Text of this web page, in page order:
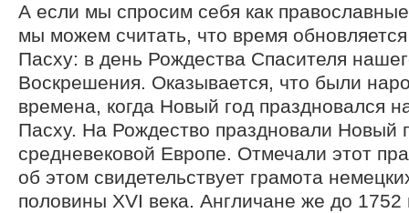
А если мы спросим себя как
мы можем считать, что время
Пасху: в день Рождества Спасителя
Воскрешения. Оказывается, что были
времена, когда Новый год праздновался
Пасху. На Рождество праздновали Новый
средневековой Европе. Отмечали этот
об этом свидетельствует грамота
половины ХVI века. Англичане же до 1752